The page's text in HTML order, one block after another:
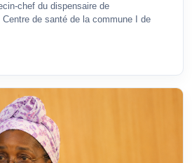
chef du dispensaire de
de santé de la commune I de